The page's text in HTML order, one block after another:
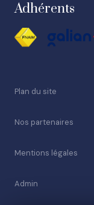
Adhérents
Plan du site
Nos partenaires
Mentions légales
Admin